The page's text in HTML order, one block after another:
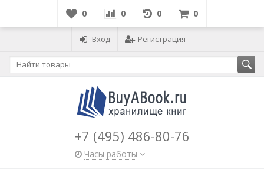
0 0 0 0
Вход Регистрация
+7 (495) 486-80-76
Часы работы